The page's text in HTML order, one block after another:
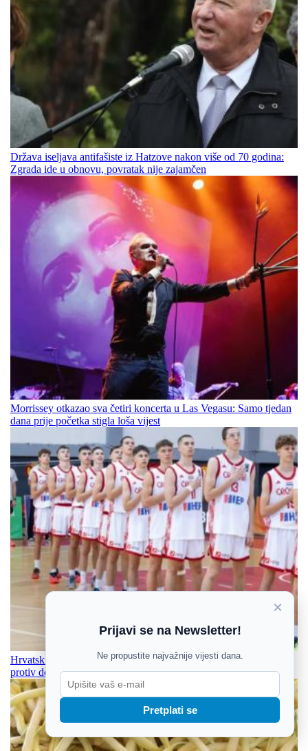
Država iseljava antifašiste iz Hatzove nakon više od 70 godina:
Zgrada ide u obnovu, povratak nije zajamčen
Morrissey otkazao sva četiri koncerta u Las Vegasu: Samo tjedan
dana prije početka stigla loša vijest
Hrvatski kadeti nastavili s dominacijom, preko stotke su igrali i
protiv domaćina
×
Prijavi se na Newsletter!
Ne propustite najvažnije vijesti dana.
Pretplati se